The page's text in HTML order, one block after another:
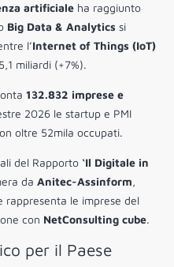
artificiale ha raggiunto
Big Data & Analytics si
l’Internet of Things (IoT)
miliardi (+7%).
132.832 imprese e
2026 le startup e PMI
oltre 52mila occupati.
del Rapporto ‘Il Digitale in
da Anitec-Assinform,
rappresenta le imprese del
con NetConsulting cube.
per il Paese